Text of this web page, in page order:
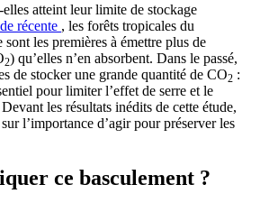
atteint leur limite de stockage
récente , les forêts tropicales du
les premières à émettre plus de
2) qu’elles n’en absorbent. Dans le passé,
de stocker une grande quantité de CO2 :
pour limiter l’effet de serre et le
les résultats inédits de cette étude,
l’importance d’agir pour préserver les
ce basculement ?